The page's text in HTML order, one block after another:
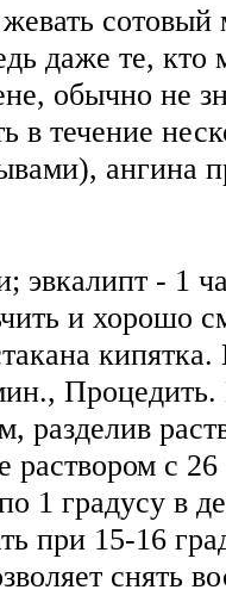
даже те, кто
обычно не
в течение
ангина
эвкалипт - 1
и хорошо
Процедить.
разделив
раствором с 26
1 градусу в
при 15-16
снять